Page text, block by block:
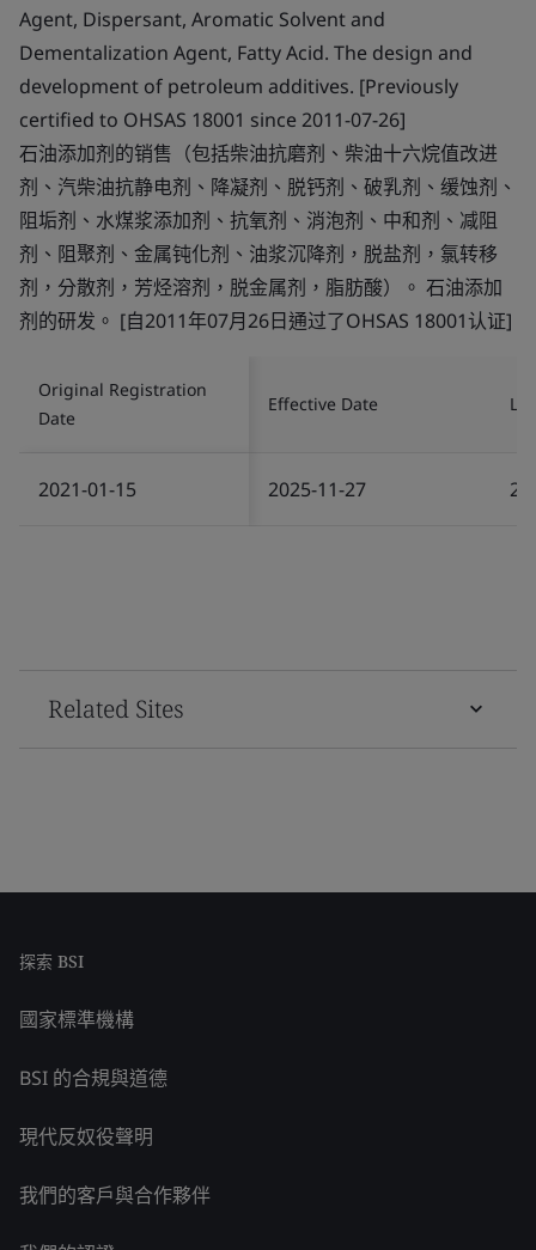
Agent, Dispersant, Aromatic Solvent and
Dementalization Agent, Fatty Acid. The design and
development of petroleum additives. [Previously
certified to OHSAS 18001 since 2011-07-26]
石油添加剂的销售（包括柴油抗磨剂、柴油十六烷值改进
剂、汽柴油抗静电剂、降凝剂、脱钙剂、破乳剂、缓蚀剂、
阻垢剂、水煤浆添加剂、抗氧剂、消泡剂、中和剂、减阻
剂、阻聚剂、金属钝化剂、油浆沉降剂，脱盐剂，氯转移
剂，分散剂，芳烃溶剂，脱金属剂，脂肪酸）。 石油添加
剂的研发。 [自2011年07月26日通过了OHSAS 18001认证]
Original Registration
Date
Effective Date
2021-01-15 2025-11-27
Related Sites
探索 BSI
國家標準機構
BSI 的合規與道德
現代反奴役聲明
我們的客戶與合作夥伴